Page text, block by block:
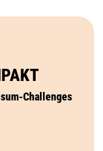
Challenges